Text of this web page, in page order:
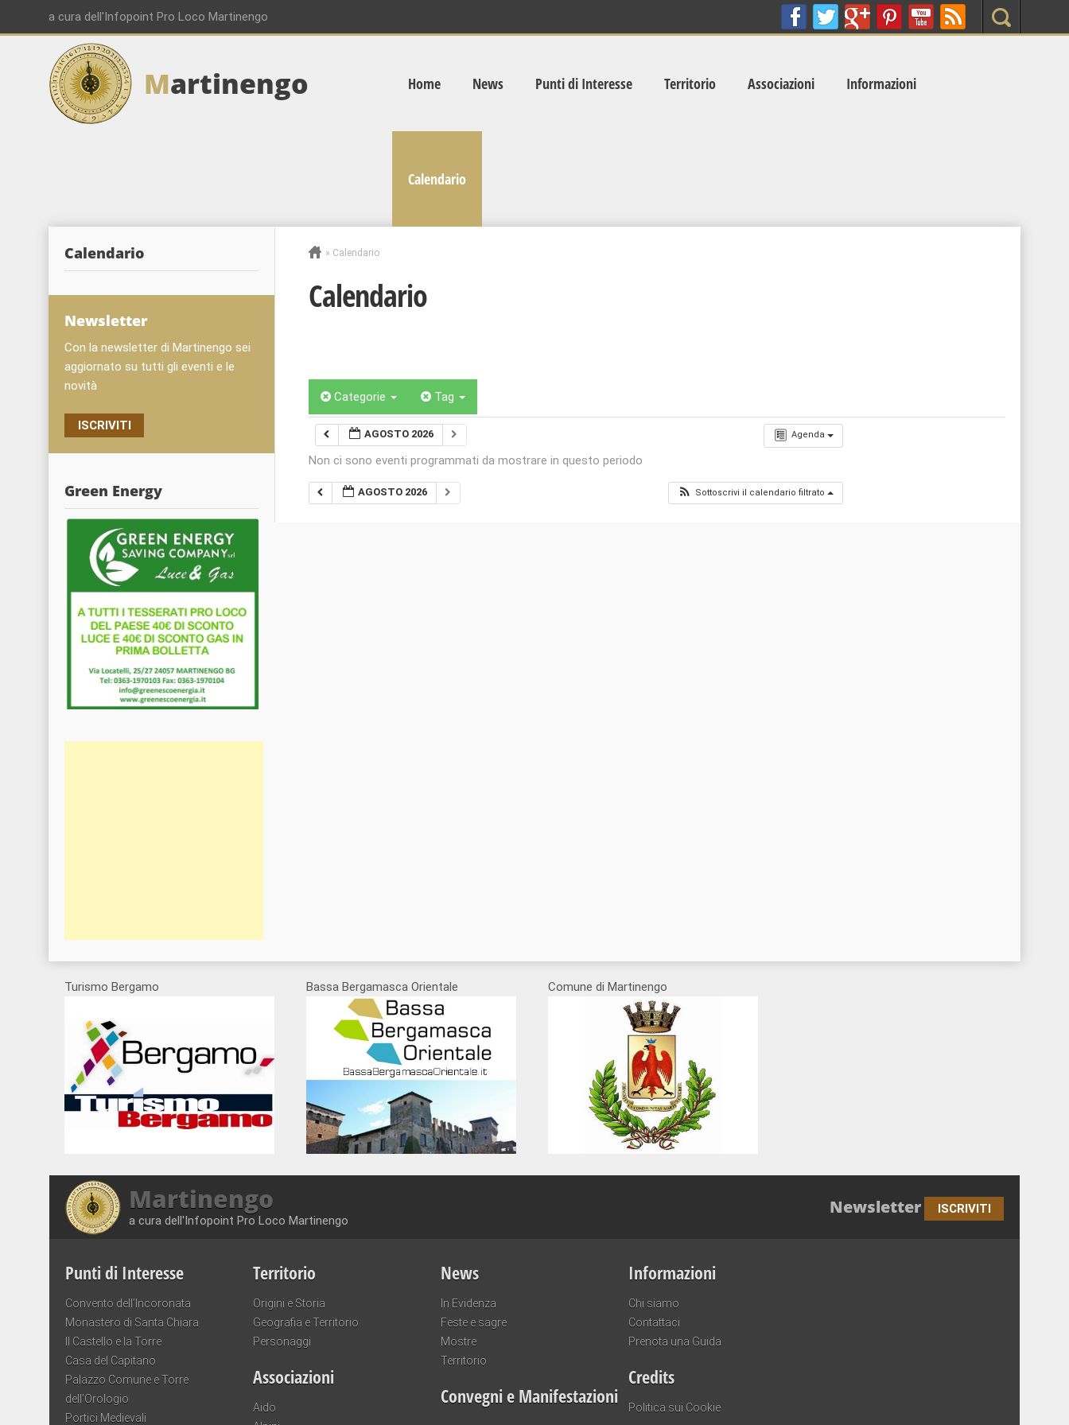
a cura dell'Infopoint Pro Loco Martinengo Search
Martinengo Home News Punti di Interesse Territorio Associazioni Informazioni
Calendario
» Calendario
Calendario
Categorie Tag
Agenda
AGOSTO 2026
Non ci sono eventi programmati da mostrare in questo periodo
AGOSTO 2026 Sottoscrivi il calendario filtrato
Calendario
Newsletter
Con la newsletter di Martinengo sei
aggiornato su tutti gli eventi e le
novità
ISCRIVITI
Green Energy
Turismo Bergamo Bassa Bergamasca Orientale Comune di Martinengo
Martinengo
a cura dell'Infopoint Pro Loco Martinengo
Newsletter ISCRIVITI
Punti di Interesse
Convento dell’Incoronata
Monastero di Santa Chiara
Il Castello e la Torre
Casa del Capitano
Palazzo Comune e Torre
dell’Orologio
Portici Medievali
Territorio
Origini e Storia
Geografia e Territorio
Personaggi
Associazioni
Aido
News
In Evidenza
Feste e sagre
Mostre
Territorio
Convegni e Manifestazioni
Informazioni
Chi siamo
Contattaci
Prenota una Guida
Credits
Politica sui Cookie